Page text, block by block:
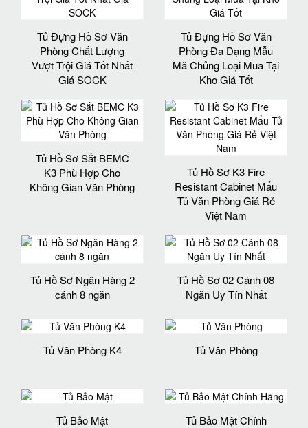
Tủ Đựng Hồ Sơ Văn
Phòng Chất Lượng
Vượt Trội Giá Tốt Nhất
Giá SOCK
Tủ Đựng Hồ Sơ Văn
Phòng Đa Dạng Mẫu
Mã Chủng Loại Mua Tại
Kho Giá Tốt
Tủ Hồ Sơ Sắt BEMC
K3 Phù Hợp Cho
Không Gian Văn Phòng
Tủ Hồ Sơ K3 Fire
Resistant Cabinet Mẩu
Tủ Văn Phòng Giá Rẻ
Việt Nam
Tủ Hồ Sơ Ngân Hàng 2
cánh 8 ngăn
Tủ Hồ Sơ 02 Cánh 08
Ngăn Uy Tín Nhất
Tủ Văn Phòng K4 Tủ Văn Phòng
Tủ Bảo Mật
Tủ Bảo Mật Chính